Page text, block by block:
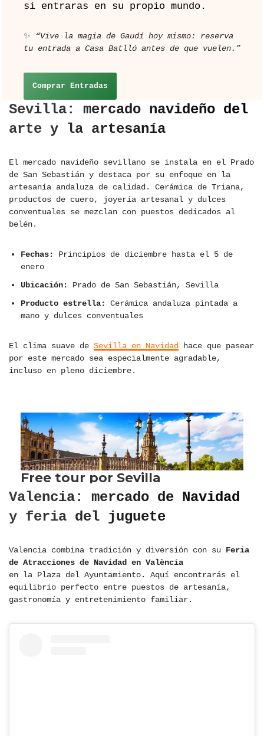
si entraras en su propio mundo.
✨
“Vive la magia de Gaudí hoy mismo: reserva
tu entrada a Casa Batlló antes de que vuelen.”
Comprar Entradas
Sevilla: mercado navideño del
arte y la artesanía
El mercado navideño sevillano se instala en el Prado
de San Sebastián y destaca por su enfoque en la
artesanía andaluza de calidad. Cerámica de Triana,
productos de cuero, joyería artesanal y dulces
conventuales se mezclan con puestos dedicados al
belén.
Fechas:
Principios de diciembre hasta el 5 de
enero
Ubicación:
Prado de San Sebastián, Sevilla
Producto estrella:
Cerámica andaluza pintada a
mano y dulces conventuales
El clima suave de Sevilla en Navidad hace que pasear
por este mercado sea especialmente agradable,
incluso en pleno diciembre.
Valencia: mercado de Navidad
y feria del juguete
Valencia combina tradición y diversión con su Feria
de Atracciones de Navidad en València
en la Plaza del Ayuntamiento. Aquí encontrarás el
equilibrio perfecto entre puestos de artesanía,
gastronomía y entretenimiento familiar.